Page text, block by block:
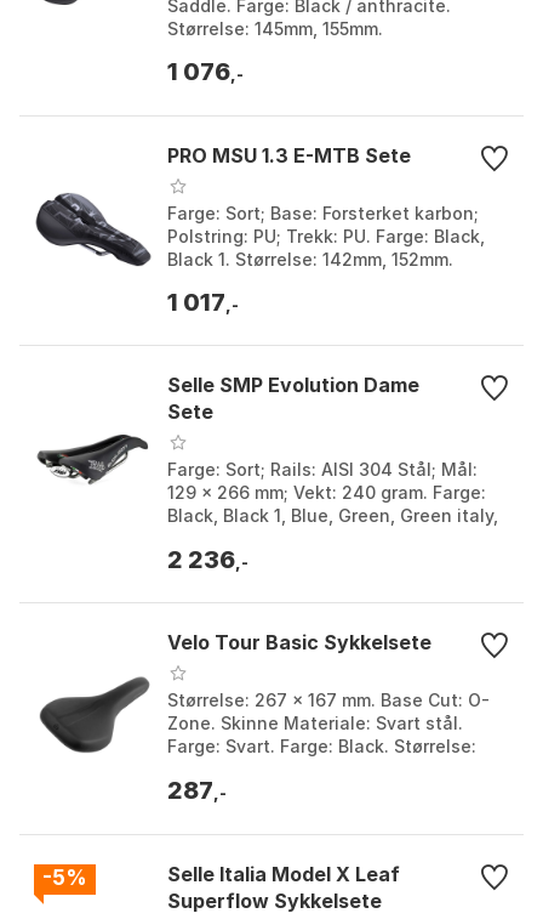
Saddle. Farge: Black / anthracite.
Størrelse: 145mm, 155mm.
1 076 ,-
PRO MSU 1.3 E-MTB Sete
Farge: Sort; Base: Forsterket karbon;
Polstring: PU; Trekk: PU. Farge: Black,
Black 1. Størrelse: 142mm, 152mm.
1 017 ,-
Selle SMP Evolution Dame
Sete
Farge: Sort; Rails: AISI 304 Stål; Mål:
129 x 266 mm; Vekt: 240 gram. Farge:
Black, Black 1, Blue, Green, Green italy,
...
2 236 ,-
Velo Tour Basic Sykkelsete
Størrelse: 267 x 167 mm. Base Cut: O-
Zone. Skinne Materiale: Svart stål.
Farge: Svart. Farge: Black. Størrelse:
287 ,-
-5%
Selle Italia Model X Leaf
Superflow Sykkelsete